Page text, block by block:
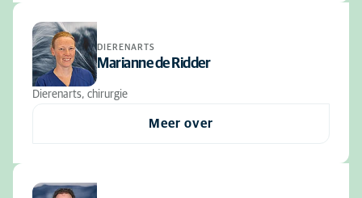
DIERENARTS
Marianne de Ridder
Dierenarts, chirurgie
Meer over